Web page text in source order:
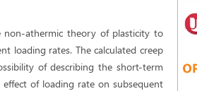
non-athermic theory of plasticity to
loading rates. The calculated creep
of describing the short-term
of loading rate on subsequent